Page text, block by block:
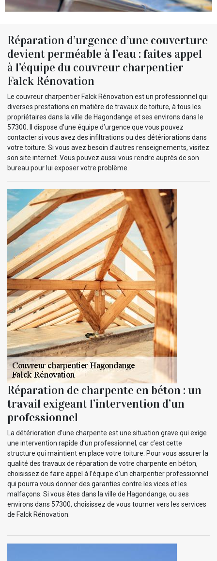
Réparation d’urgence d’une couverture
devient perméable à l’eau : faites appel
à l’équipe du couvreur charpentier
Falck Rénovation
Le couvreur charpentier Falck Rénovation est un professionnel qui
diverses prestations en matière de travaux de toiture, à tous les
propriétaires dans la ville de Hagondange et ses environs dans le
57300. Il dispose d’une équipe d’urgence que vous pouvez
contacter si vous avez des infiltrations ou des détériorations dans
votre toiture. Si vous avez besoin d’autres renseignements, visitez
son site internet. Vous pouvez aussi vous rendre auprès de son
bureau pour lui exposer votre problème.
Réparation de charpente en béton : un
travail exigeant l’intervention d’un
professionnel
La détérioration d’une charpente est une situation grave qui exige
une intervention rapide d’un professionnel, car c’est cette
structure qui maintient en place votre toiture. Pour vous assurer la
qualité des travaux de réparation de votre charpente en béton,
choisissez de faire appel à l’équipe d’un charpentier professionnel
qui pourra vous donner des garanties contre les vices et les
malfaçons. Si vous êtes dans la ville de Hagondange, ou ses
environs dans 57300, choisissez de vous tourner vers les services
de Falck Rénovation.